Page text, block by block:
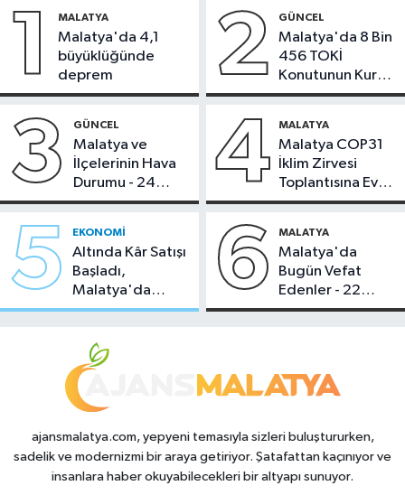
1 MALATYA
Malatya'da 4,1
büyüklüğünde
deprem
2 GÜNCEL
Malatya'da 8 Bin
456 TOKİ
Konutunun Kurası
Bugün Çekiliyor
3 GÜNCEL
Malatya ve
İlçelerinin Hava
Durumu - 24
Temmuz 2026
4 MALATYA
Malatya COP31
İklim Zirvesi
Toplantısına Ev
Sahipliği Yaptı
5 EKONOMI
Altında Kâr Satışı
Başladı,
Malatya'da
Makas Ne
6 MALATYA
Malatya'da
Bugün Vefat
Edenler - 22
Temmuz 2026
ajansmalatya.com, yepyeni temasıyla sizleri buluştururken,
sadelik ve modernizmi bir araya getiriyor. Şatafattan kaçınıyor ve
insanlara haber okuyabilecekleri bir altyapı sunuyor.